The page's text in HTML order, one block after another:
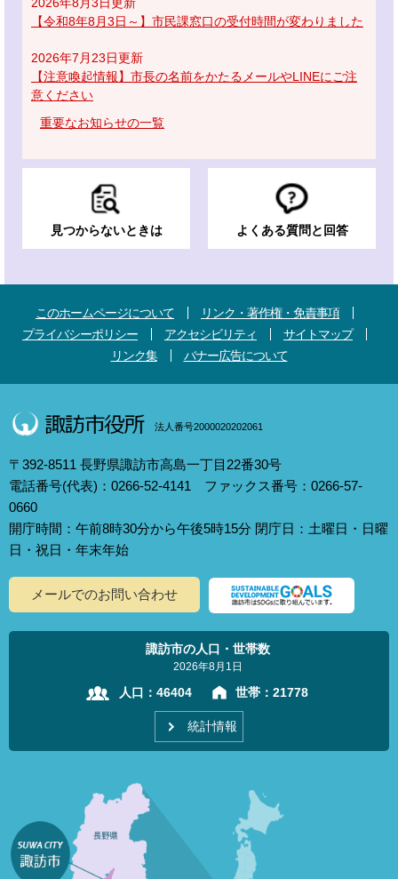
【令和8年8月3日～】市民課窓口の受付時間が変わりました
2026年7月23日更新
【注意喚起情報】市長の名前をかたるメールやLINEにご注
意ください
重要なお知らせの一覧
見つからないときは よくある質問と回答
このホームページについて
リンク・著作権・免責事項
プライバシーポリシー
アクセシビリティ
サイトマップ
リンク集
バナー広告について
法人番号2000020202061
〒392-8511 長野県諏訪市高島一丁目22番30号
電話番号(代表)：0266-52-4141 ファックス番号：0266-57-
0660
開庁時間：午前8時30分から午後5時15分 閉庁日：土曜日・日曜
日・祝日・年末年始
メールでのお問い合わせ
諏訪市の人口・世帯数
2026年8月1日
人口： 46404 世帯： 21778
統計情報